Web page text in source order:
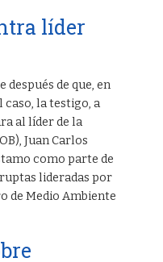
líder
de que, en
la testigo, a
al líder de la
Juan Carlos
como parte de
lideradas por
de Medio Ambiente